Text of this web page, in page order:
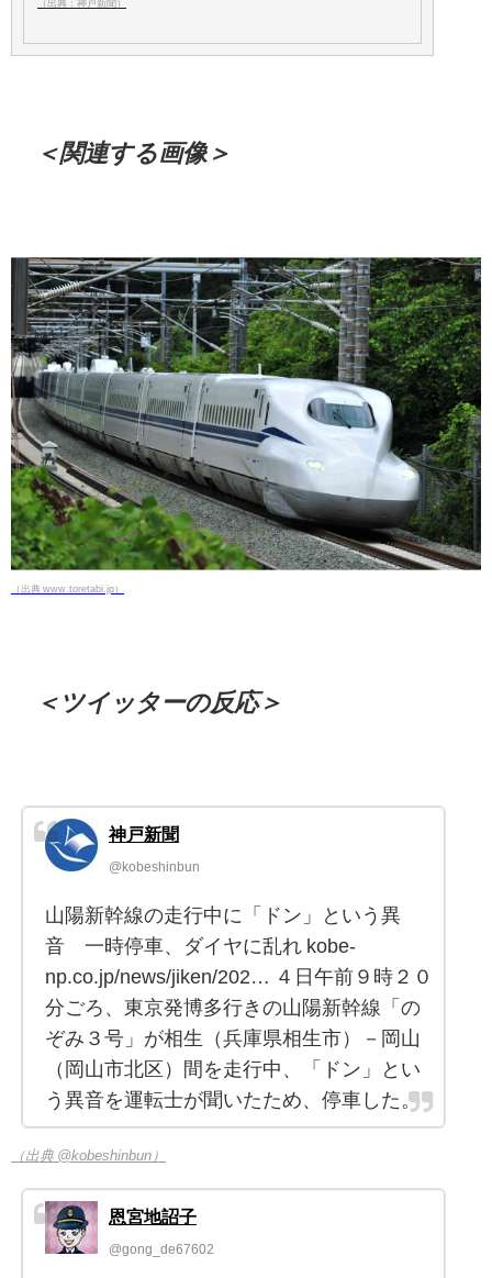
（出典：神戸新聞）
＜関連する画像＞
（出典 www.toretabi.jp）
＜ツイッターの反応＞
神戸新聞
@kobeshinbun
山陽新幹線の走行中に「ドン」という異
音 一時停車、ダイヤに乱れ kobe-
np.co.jp/news/jiken/202… ４日午前９時２０
分ごろ、東京発博多行きの山陽新幹線「の
ぞみ３号」が相生（兵庫県相生市）－岡山
（岡山市北区）間を走行中、「ドン」とい
う異音を運転士が聞いたため、停車した。
（出典 @kobeshinbun）
恩宮地詔子
@gong_de67602